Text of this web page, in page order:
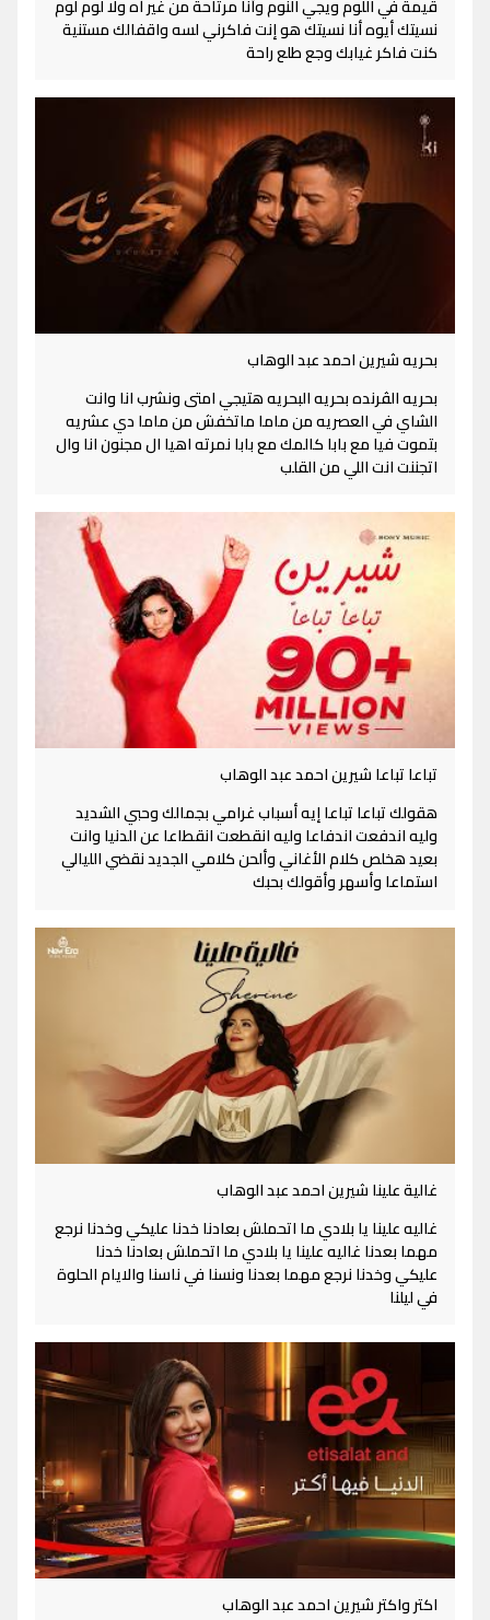
قيمة في اللوم ويجي النوم وأنا مرتاحة من غير آه ولا لوم لوم
نسيتك أيوه أنا نسيتك هو إنت فاكرني لسه واقفالك مستنية
كنت فاكر غيابك وجع طلع راحة
بحريه شيرين احمد عبد الوهاب
بحريه الڤرنده بحريه البحريه هتيجي امتى ونشرب انا وانت
الشاي في العصريه من ماما ماتخفش من ماما دي عشريه
بتموت فيا مع بابا كالمك مع بابا نمرته اهيا ال مجنون انا وال
اتجننت انت اللي من القلب
تباعا تباعا شيرين احمد عبد الوهاب
هقولك تباعا تباعا إيه أسباب غرامي بجمالك وحبي الشديد
وليه اندفعت اندفاعا وليه انقطعت انقطاعا عن الدنيا وانت
بعيد هخلص كلام الأغاني وألحن كلامي الجديد نقضي الليالي
استماعا وأسهر وأقولك بحبك
غالية علينا شيرين احمد عبد الوهاب
غاليه علينا يا بلادي ما اتحملش بعادنا خدنا عليكي وخدنا نرجع
مهما بعدنا غاليه علينا يا بلادي ما اتحملش بعادنا خدنا
عليكي وخدنا نرجع مهما بعدنا ونسنا في ناسنا والايام الحلوة
في ليلنا
اكتر واكتر شيرين احمد عبد الوهاب